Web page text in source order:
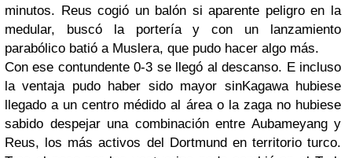
minutos. Reus cogió un balón si aparente peligro en la
medular, buscó la portería y con un lanzamiento
parabólico batió a Muslera, que pudo hacer algo más.
Con ese contundente 0-3 se llegó al descanso. E incluso
la ventaja pudo haber sido mayor sinKagawa hubiese
llegado a un centro médido al área o la zaga no hubiese
sabido despejar una combinación entre Aubameyang y
Reus, los más activos del Dortmund en territorio turco.